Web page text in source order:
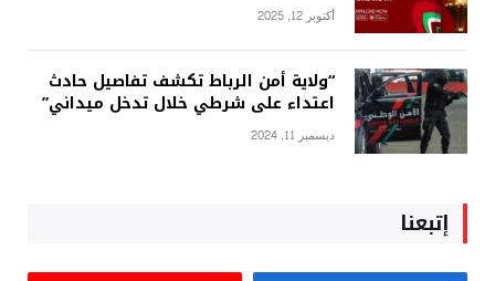
أكتوبر 12, 2025
“ولاية أمن الرباط تكشف تفاصيل حادث
اعتداء على شرطي خلال تدخل ميداني”
ديسمبر 11, 2024
إتبعنا